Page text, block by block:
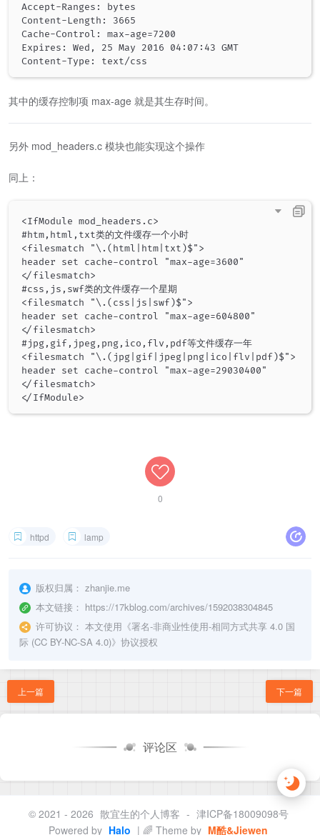
Accept-Ranges: bytes
Content-Length: 3665
Cache-Control: max-age=7200
Expires: Wed, 25 May 2016 04:07:43 GMT
其中的缓存控制项 max-age 就是其生存时间。
另外 mod_headers.c 模块也能实现这个操作
同上：
<IfModule mod_headers.c>
#htm,html,txt类的文件缓存一个小时
<filesmatch "\.(html|htm|txt)$">
header set cache-control "max-age=3600"
</filesmatch>
#css,js,swf类的文件缓存一个星期
<filesmatch "\.(css|js|swf)$">
header set cache-control "max-age=604800"
</filesmatch>
#jpg,gif,jpeg,png,ico,flv,pdf等文件缓存一年
<filesmatch "\.(jpg|gif|jpeg|png|ico|flv|pdf)$">
header set cache-control "max-age=29030400"
</filesmatch>
0
httpd lamp
版权归属： zhanjie.me
本文链接： https://17kblog.com/archives/1592038304845
许可协议： 本文使用《署名-非商业性使用-相同方式共享 4.0 国
际 (CC BY-NC-SA 4.0)》协议授权
上一篇 下一篇
评论区
© 2021 - 2026 散宜生的个人博客 - 津ICP备18009098号
Powered by Halo | 🌈 Theme by M酷&Jiewen